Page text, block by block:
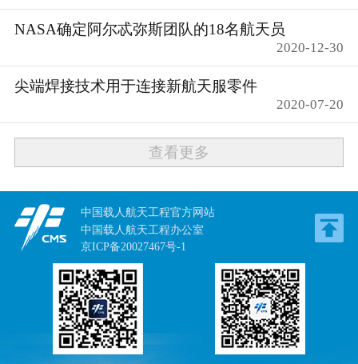
NASA确定阿尔忒弥斯团队的18名航天员
2020-12-30
尖端焊接技术用于连接新航天服零件
2020-07-20
查看更多
中国载人航天工程官方网站
中国载人航天工程办公室
京ICP备20027467号-1